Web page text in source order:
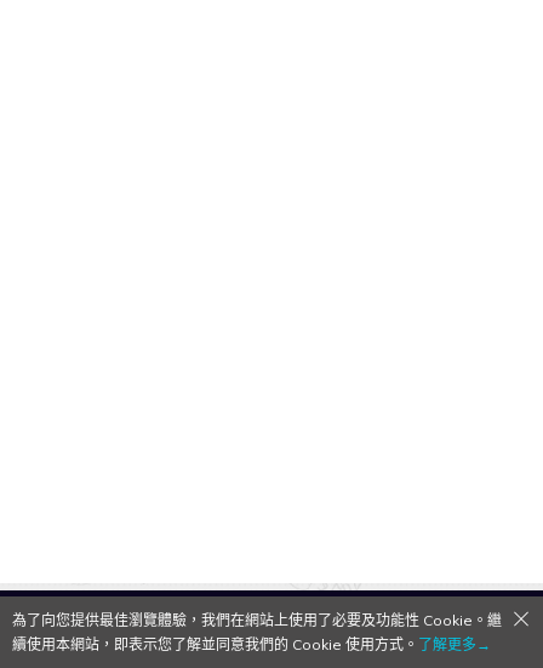
QooApp Limited © 2026
為了向您提供最佳瀏覽體驗，我們在網站上使用了必要及功能性 Cookie。繼
續使用本網站，即表示您了解並同意我們的 Cookie 使用方式。 了解更多→